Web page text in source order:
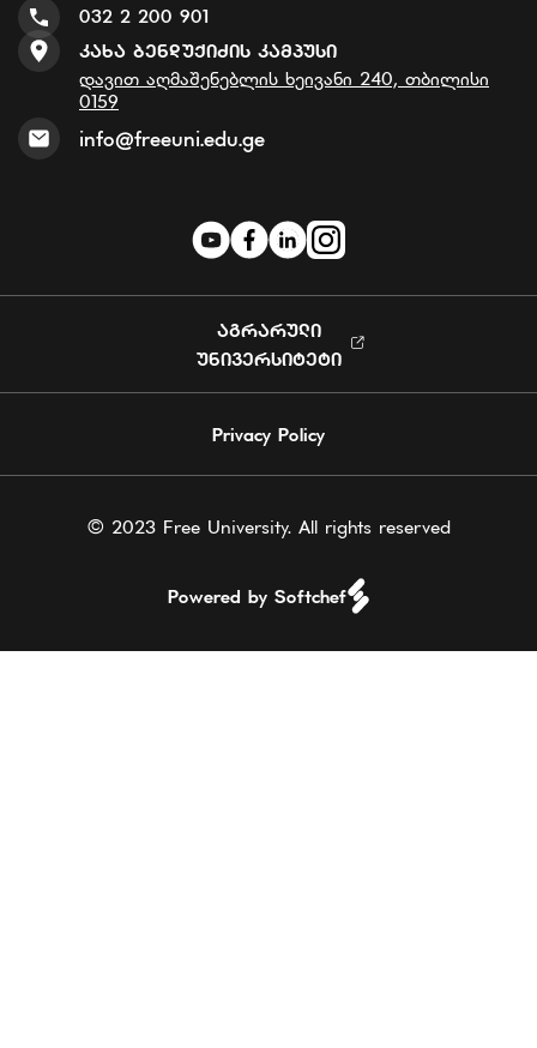
032 2 200 901
Კახა Ბენდუქიძის Კამპუსი
დავით აღმაშენებლის ხეივანი 240, თბილისი
0159
info@freeuni.edu.ge
ᲐᲒᲠᲐᲠᲣᲚᲘ
ᲣᲜᲘᲕᲔᲠᲡᲘᲢᲔᲢᲘ
Privacy Policy
© 2023 Free University. All rights reserved
Powered by Softchef